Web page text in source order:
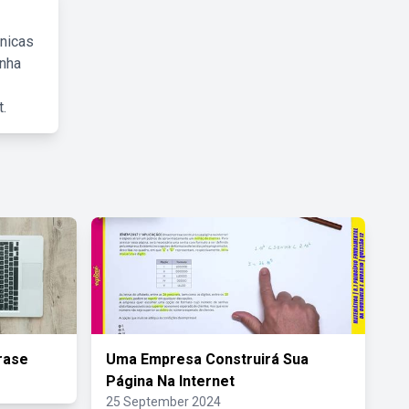
Uma Empresa Construirá Sua
Página Na Internet
25 September 2024